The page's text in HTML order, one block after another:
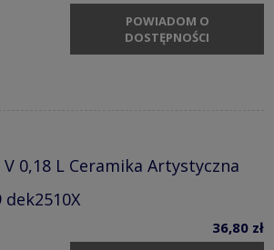
POWIADOM O
DOSTĘPNOŚCI
0,18 L Ceramika Artystyczna
dek2510X
36,80 zł